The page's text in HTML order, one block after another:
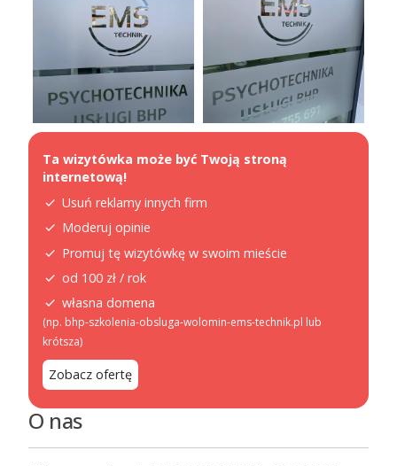
Ta wizytówka może być Twoją stroną
internetową!
Usuń reklamy innych firm
Moderuj opinie
Promuj tę wizytówkę w swoim mieście
od 100 zł / rok
własna domena
(np. bhp-szkolenia-obsluga-wolomin-ems-technik.pl lub
krótsza)
Zobacz ofertę
O nas